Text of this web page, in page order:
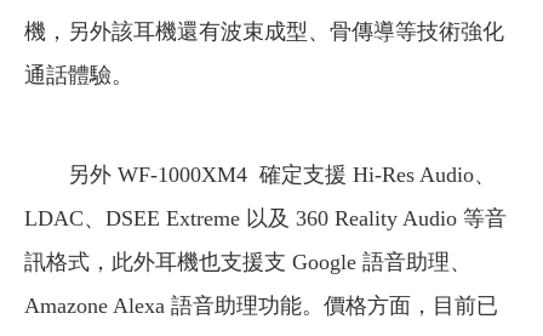
機，另外該耳機還有波束成型、骨傳導等技術強化
通話體驗。
另外 WF-1000XM4 確定支援 Hi-Res Audio、
LDAC、DSEE Extreme 以及 360 Reality Audio 等音
訊格式，此外耳機也支援支 Google 語音助理、
Amazone Alexa 語音助理功能。價格方面，目前已